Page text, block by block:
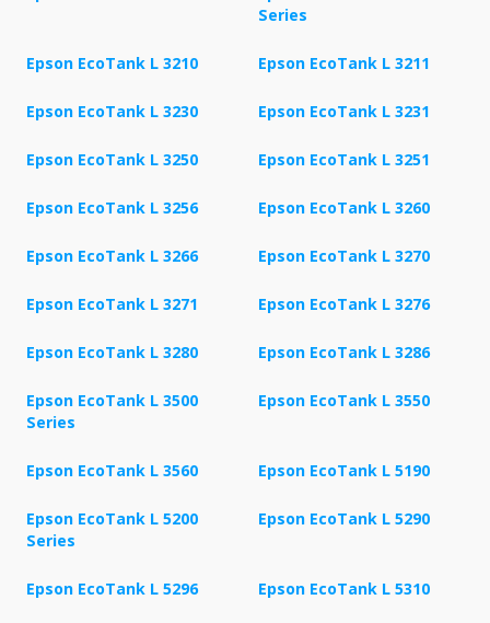
Series
Epson EcoTank L 3210 Epson EcoTank L 3211
Epson EcoTank L 3230 Epson EcoTank L 3231
Epson EcoTank L 3250 Epson EcoTank L 3251
Epson EcoTank L 3256 Epson EcoTank L 3260
Epson EcoTank L 3266 Epson EcoTank L 3270
Epson EcoTank L 3271 Epson EcoTank L 3276
Epson EcoTank L 3280 Epson EcoTank L 3286
Epson EcoTank L 3500
Series
Epson EcoTank L 3550
Epson EcoTank L 3560 Epson EcoTank L 5190
Epson EcoTank L 5200
Series
Epson EcoTank L 5290
Epson EcoTank L 5296 Epson EcoTank L 5310